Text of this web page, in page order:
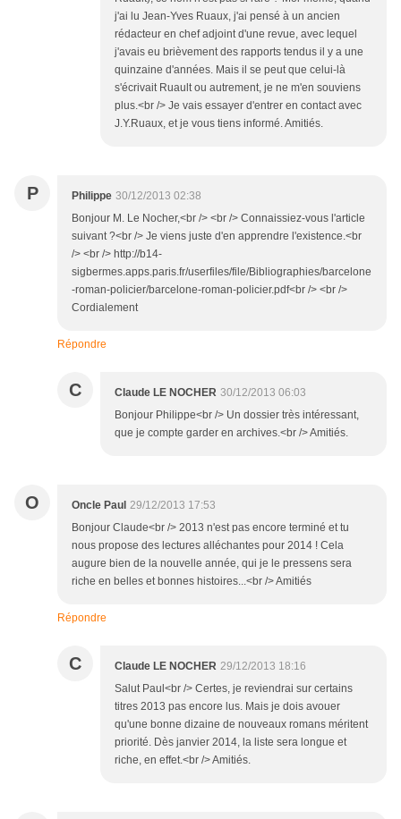
j'ai lu Jean-Yves Ruaux, j'ai pensé à un ancien
rédacteur en chef adjoint d'une revue, avec lequel
j'avais eu brièvement des rapports tendus il y a une
quinzaine d'années. Mais il se peut que celui-là
s'écrivait Ruault ou autrement, je ne m'en souviens
plus.<br /> Je vais essayer d'entrer en contact avec
J.Y.Ruaux, et je vous tiens informé. Amitiés.
P Philippe 30/12/2013 02:38
Bonjour M. Le Nocher,<br /> <br /> Connaissiez-vous l'article
suivant ?<br /> Je viens juste d'en apprendre l'existence.<br
/> <br /> http://b14-
sigbermes.apps.paris.fr/userfiles/file/Bibliographies/barcelone
-roman-policier/barcelone-roman-policier.pdf<br /> <br />
Cordialement
Répondre
C Claude LE NOCHER 30/12/2013 06:03
Bonjour Philippe<br /> Un dossier très intéressant,
que je compte garder en archives.<br /> Amitiés.
O Oncle Paul 29/12/2013 17:53
Bonjour Claude<br /> 2013 n'est pas encore terminé et tu
nous propose des lectures alléchantes pour 2014 ! Cela
augure bien de la nouvelle année, qui je le pressens sera
riche en belles et bonnes histoires...<br /> Amitiés
Répondre
C Claude LE NOCHER 29/12/2013 18:16
Salut Paul<br /> Certes, je reviendrai sur certains
titres 2013 pas encore lus. Mais je dois avouer
qu'une bonne dizaine de nouveaux romans méritent
priorité. Dès janvier 2014, la liste sera longue et
riche, en effet.<br /> Amitiés.